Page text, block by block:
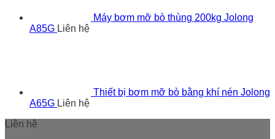
Máy bơm mỡ bò thùng 200kg Jolong
A85G Liên hệ
Thiết bị bơm mỡ bò bằng khí nén Jolong
A65G Liên hệ
Liên hệ